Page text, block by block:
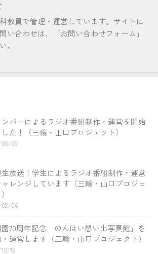
教員で管理・運営しています。サイトに
い合わせは、「お問い合わせフォーム」
。
バーによるラジオ番組制作・運営を開始
した！（三輪・山口プロジェクト）
06/25
放送！学生によるラジオ番組制作・運営
ャレンジしています（三輪・山口プロジェ
02/06
園70周年記念 のんほい想い出写真館』を
運営します（三輪・山口プロジェクト）
19